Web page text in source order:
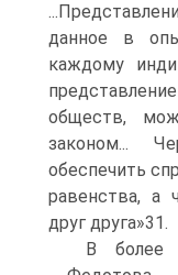
данное в
каждому
обществ,
законом...
обеспечить
равенства, а
друг друга»31.
В более